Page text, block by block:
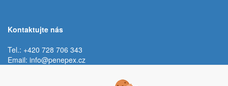
Kontaktujte nás
Tel.: +420 728 706 343
Email: info@penepex.cz
Trávník 2076, 686 03 Staré Město